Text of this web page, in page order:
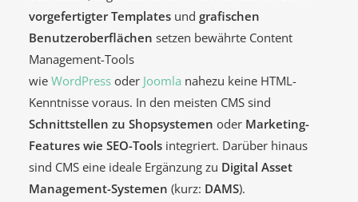
vorgefertigter Templates und grafischen
Benutzeroberflächen setzen bewährte Content
Management-Tools
wie WordPress oder Joomla nahezu keine HTML-
Kenntnisse voraus. In den meisten CMS sind
Schnittstellen zu Shopsystemen oder Marketing-
Features wie SEO-Tools integriert. Darüber hinaus
sind CMS eine ideale Ergänzung zu Digital Asset
Management-Systemen (kurz: DAMS).